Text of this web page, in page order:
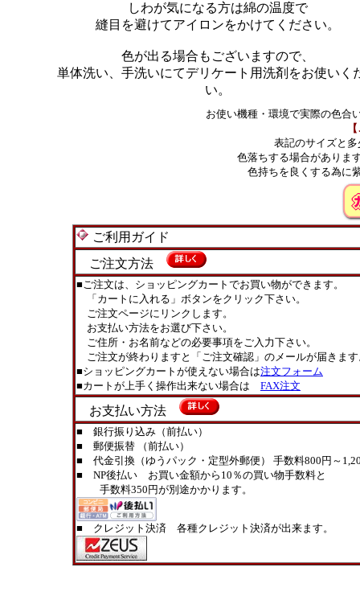
しわが気になる方は綿の温度で
縫目を避けてアイロンをかけてください。
色が出る場合もございますので、
単体洗い、手洗いにてデリケート用洗剤をお使いく
い。
お使い機種・環境で実際の色合
表記のサイズと
色落ちする場合がありま
色持ちを良くする為に
ご利用ガイド
ご注文方法
■ご注文は、ショッピングカートでお買い物ができます。
「カートに入れる」ボタンをクリック下さい。
ご注文ページにリンクします。
お支払い方法をお選び下さい。
ご住所・お名前などの必要事項をご入力下さい。
ご注文が終わりますと「ご注文確認」のメールが届きま
■ショッピングカートが使えない場合は注文フォーム
■カートが上手く操作出来ない場合は FAX注文
お支払い方法
■ 銀行振り込み（前払い）
■ 郵便振替 （前払い）
■ 代金引換（ゆうパック・定型外郵便） 手数料800円～
■ NP後払い お買い金額から10％の買い物手数料と
手数料350円が別途かかります。
■ クレジット決済 各種クレジット決済が出来ます。